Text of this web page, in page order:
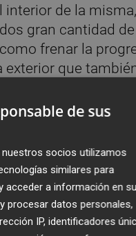
interior de la
gran cantidad de
frenar la
exterior que
de residuos
camiones. Los
contener el
frenando todos
por controlado el
3.30 horas. Se ha
hora de la
de sus
socios utilizamos
similares para
acceder a información en su
procesar datos personales,
IP, identificadores